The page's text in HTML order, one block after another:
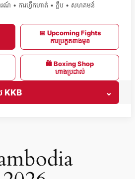
ារណ៍ • ការហ្វឹកហាត់ • ក្លឹប • សហគមន៍
📅 Upcoming Fights
ការប្រកួតខាងមុខ
🛍 Boxing Shop
ហាងប្រដាល់
KKB
⌄